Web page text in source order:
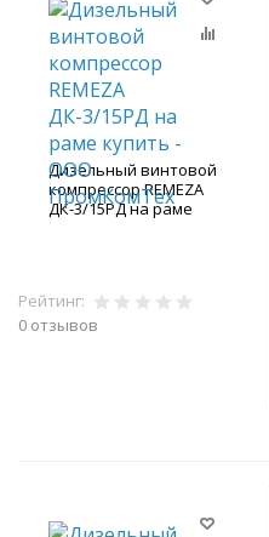
Дизельный винтовой
компрессор REMEZA
ДК-3/15РД на раме
Рейтинг:
0 отзывов